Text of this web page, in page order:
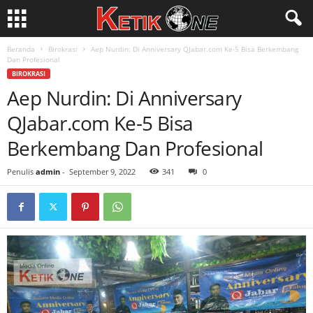
Beranda Birokrasi
Aep Nurdin: Di Anniversary QJabar.com Ke-5 Bisa Berkembang
Dan Profesional
BIROKRASI
Aep Nurdin: Di Anniversary
QJabar.com Ke-5 Bisa
Berkembang Dan Profesional
Penulis admin - September 9, 2022 341 0